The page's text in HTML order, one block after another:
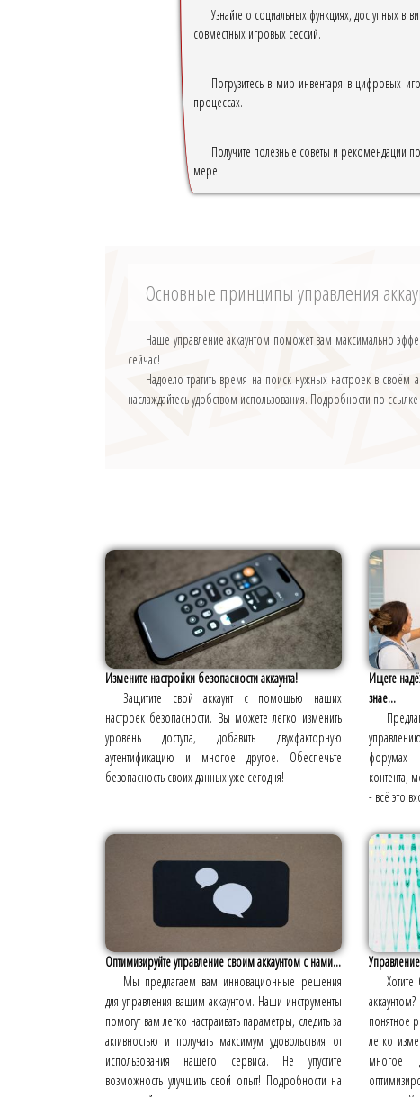
Узнайте о социальных функциях, доступных в
совместных игровых сессий.
Погрузитесь в мир инвентаря в цифровых
процессах.
Получите полезные советы и рекомендации
мере.
Основные принципы управления
Наше управление аккаунтом поможет вам максимально
сейчас!
Надоело тратить время на поиск нужных настроек в
наслаждайтесь удобством использования. Подробности по
Измените настройки безопасности аккаунта!
Защитите свой аккаунт с помощью наших
настроек безопасности. Вы можете легко изменить
уровень доступа, добавить двухфакторную
аутентификацию и многое другое. Обеспечьте
безопасность своих данных уже сегодня!
Ищете
знае...
форумах
контента,
- всё это
Оптимизируйте управление своим аккаунтом с нами...
Мы предлагаем вам инновационные решения
для управления вашим аккаунтом. Наши инструменты
помогут вам легко настраивать параметры, следить за
активностью и получать максимум удовольствия от
использования нашего сервиса. Не упустите
возможность улучшить свой опыт! Подробности на
понятное
легко
многое